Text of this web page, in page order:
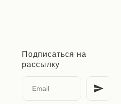
Подписаться на
рассылку